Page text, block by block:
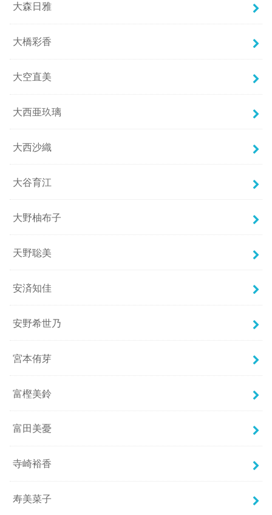
大森日雅
大橋彩香
大空直美
大西亜玖璃
大西沙織
大谷育江
大野柚布子
天野聡美
安済知佳
安野希世乃
宮本侑芽
富樫美鈴
富田美憂
寺崎裕香
寿美菜子